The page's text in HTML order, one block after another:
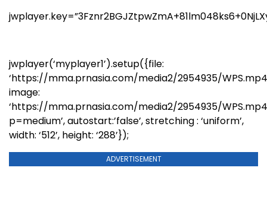
jwplayer(‘myplayer1’).setup({file:
‘https://mma.prnasia.com/media2/2954935/
image:
‘https://mma.prnasia.com/media2/2954935/
p=medium’, autostart:’false’, stretching : ‘uniform’,
width: ‘512’, height: ‘288’});
ADVERTISEMENT